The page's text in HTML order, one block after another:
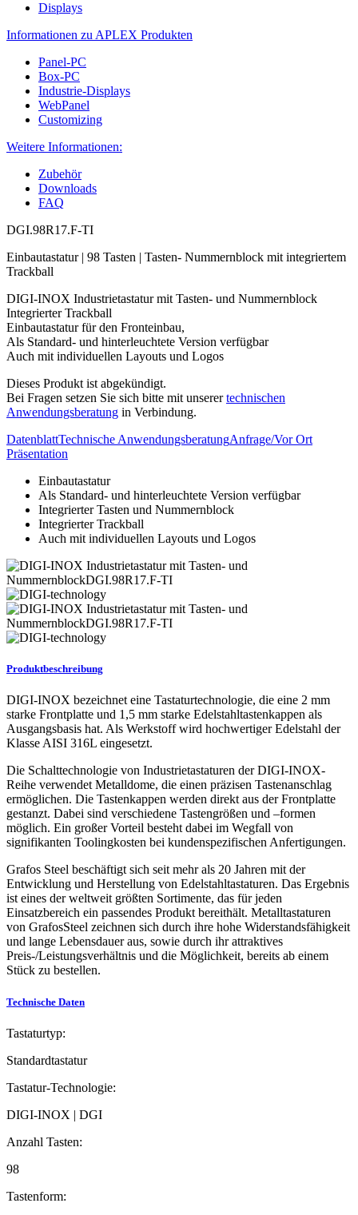
Displays
Informationen zu APLEX Produkten
Panel-PC
Box-PC
Industrie-Displays
WebPanel
Customizing
Weitere Informationen:
Zubehör
Downloads
FAQ
DGI.98R17.F-TI
Einbautastatur | 98 Tasten | Tasten- Nummernblock mit integriertem
Trackball
DIGI-INOX Industrietastatur mit Tasten- und Nummernblock
Integrierter Trackball
Einbautastatur für den Fronteinbau,
Als Standard- und hinterleuchtete Version verfügbar
Auch mit individuellen Layouts und Logos
Dieses Produkt ist abgekündigt.
Bei Fragen setzen Sie sich bitte mit unserertechnischen
Anwendungsberatung in Verbindung.
DatenblattTechnische AnwendungsberatungAnfrage/Vor Ort
Präsentation
Einbautastatur
Als Standard- und hinterleuchtete Version verfügbar
Integrierter Tasten und Nummernblock
Integrierter Trackball
Auch mit individuellen Layouts und Logos
Produktbeschreibung
DIGI-INOX bezeichnet eine Tastaturtechnologie, die eine 2 mm
starke Frontplatte und 1,5 mm starke Edelstahltastenkappen als
Ausgangsbasis hat. Als Werkstoff wird hochwertiger Edelstahl der
Klasse AISI 316L eingesetzt.
Die Schalttechnologie von Industrietastaturen der DIGI-INOX-
Reihe verwendet Metalldome, die einen präzisen Tastenanschlag
ermöglichen. Die Tastenkappen werden direkt aus der Frontplatte
gestanzt. Dabei sind verschiedene Tastengrößen und –formen
möglich. Ein großer Vorteil besteht dabei im Wegfall von
signifikanten Toolingkosten bei kundenspezifischen Anfertigungen.
Grafos Steel beschäftigt sich seit mehr als 20 Jahren mit der
Entwicklung und Herstellung von Edelstahltastaturen. Das Ergebnis
ist eines der weltweit größten Sortimente, das für jeden
Einsatzbereich ein passendes Produkt bereithält. Metalltastaturen
von GrafosSteel zeichnen sich durch ihre hohe Widerstandsfähigkeit
und lange Lebensdauer aus, sowie durch ihr attraktives
Preis-/Leistungsverhältnis und die Möglichkeit, bereits ab einem
Stück zu bestellen.
Technische Daten
Tastaturtyp:
Standardtastatur
Tastatur-Technologie:
DIGI-INOX | DGI
Anzahl Tasten:
98
Tastenform: